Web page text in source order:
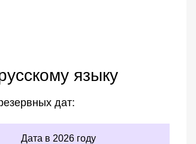
языку
дат:
Дата в 2026 году